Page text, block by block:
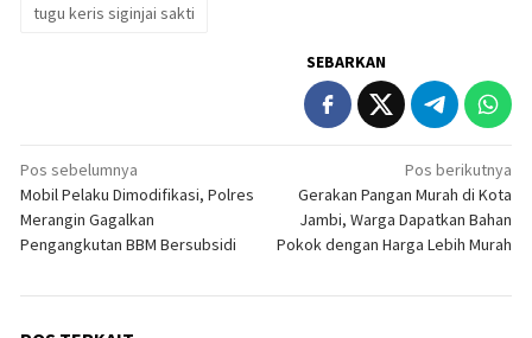
tugu keris siginjai sakti
SEBARKAN
Navigasi
pos
Pos sebelumnya
Mobil Pelaku Dimodifikasi, Polres
Merangin Gagalkan
Pengangkutan BBM Bersubsidi
Pos berikutnya
Gerakan Pangan Murah di Kota
Jambi, Warga Dapatkan Bahan
Pokok dengan Harga Lebih Murah